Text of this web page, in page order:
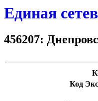
Единая
456207:
Код